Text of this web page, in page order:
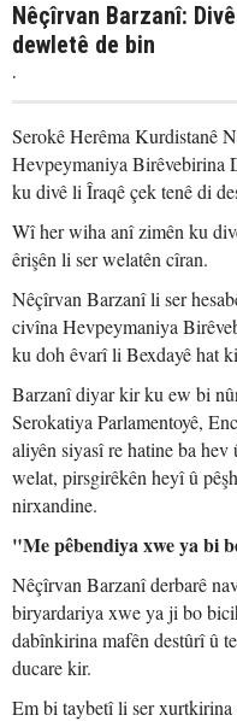
Nêçîrvan Barzanî:
dewletê de bin
.
Serokê Herêma Kurdistanê
Hevpeymaniya Birêvebirina
ku divê li Îraqê çek tenê di
Wî her wiha anî zimên ku
êrişên li ser welatên cîran.
Nêçîrvan Barzanî li ser
civîna Hevpeymaniya
ku doh êvarî li Bexdayê hat
Barzanî diyar kir ku ew bi
Serokatiya Parlamentoyê,
aliyên siyasî re hatine ba
welat, pirsgirêkên heyî û
nirxandine.
"Me pêbendiya xwe ya bi
Nêçîrvan Barzanî derbarê
biryardariya xwe ya ji bo
dabînkirina mafên destûrî û
ducare kir.
Em bi taybetî li ser